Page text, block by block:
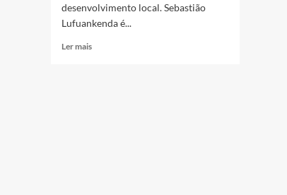
desenvolvimento local. Sebastião
Lufuankenda é...
Ler maisLeia